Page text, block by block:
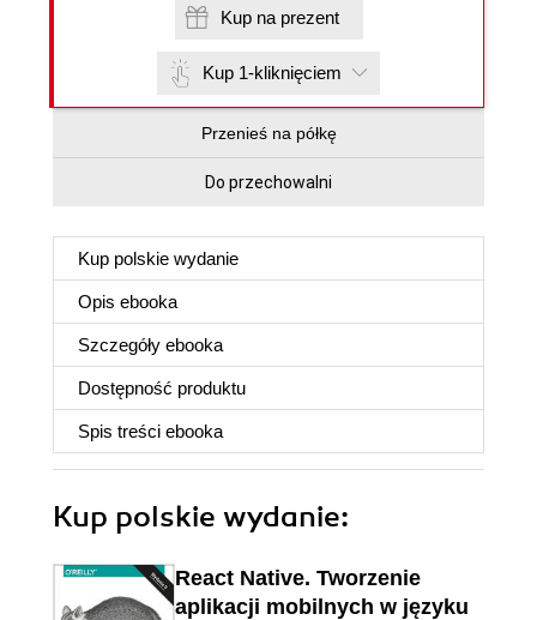
Kup na prezent
Kup 1-kliknięciem
Przenieś na półkę
Do przechowalni
Kup polskie wydanie
Opis ebooka
Szczegóły ebooka
Dostępność produktu
Spis treści ebooka
Kup polskie wydanie:
React Native. Tworzenie
aplikacji mobilnych w języku